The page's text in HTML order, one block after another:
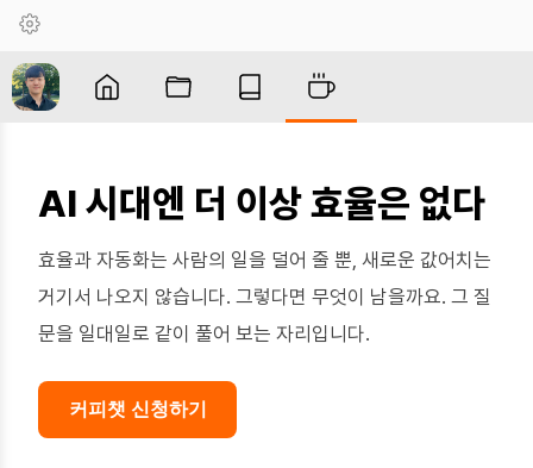
AI 시대엔 더 이상 효율은 없다
효율과 자동화는 사람의 일을 덜어 줄 뿐, 새로운 값어치는
거기서 나오지 않습니다. 그렇다면 무엇이 남을까요. 그 질
문을 일대일로 같이 풀어 보는 자리입니다.
커피챗 신청하기